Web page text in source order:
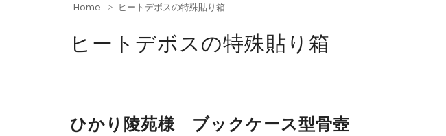
Home ヒートデボスの特殊貼り箱
ヒートデボスの特殊貼り箱
ひかり陵苑様 ブックケース型骨壺